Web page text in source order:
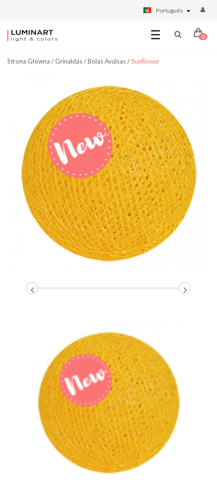
Português
0
Strona Główna / Grinaldas/Bolas Avulsas/Sunflower